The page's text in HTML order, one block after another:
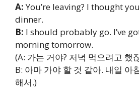
A:You’re leaving? I thought
dinner.
B: I should probably go. I’ve
morning tomorrow.
(A: 가는 거야? 저녁 먹으려고 했
B: 아마 가야 할 것 같아. 내일 아
해서.)